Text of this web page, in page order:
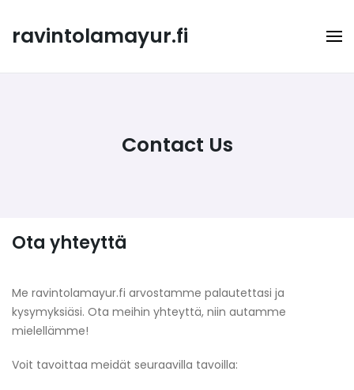
content
ravintolamayur.fi
Contact Us
Ota yhteyttä
Me ravintolamayur.fi arvostamme palautettasi ja
kysymyksiäsi. Ota meihin yhteyttä, niin autamme
mielellämme!
Voit tavoittaa meidät seuraavilla tavoilla: